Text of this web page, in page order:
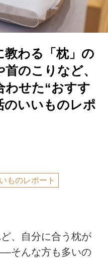
教わる「枕」の
のこりなど、
わせた“おすす
のいいものレポ
ものレポート
、自分に合う枕が
そんな方も多いの